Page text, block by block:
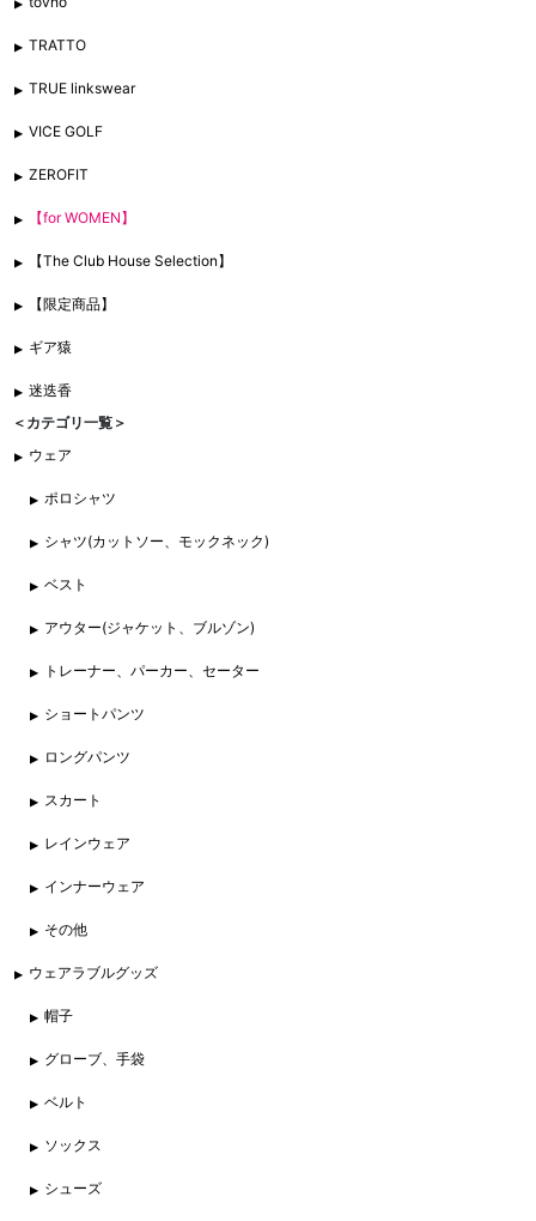
TRATTO
TRUE linkswear
VICE GOLF
ZEROFIT
【for WOMEN】
【The Club House Selection】
【限定商品】
ギア猿
迷迭香
＜カテゴリ一覧＞
ウェア
ポロシャツ
シャツ(カットソー、モックネック)
ベスト
アウター(ジャケット、ブルゾン)
トレーナー、パーカー、セーター
ショートパンツ
ロングパンツ
スカート
レインウェア
インナーウェア
その他
ウェアラブルグッズ
帽子
グローブ、手袋
ベルト
ソックス
シューズ